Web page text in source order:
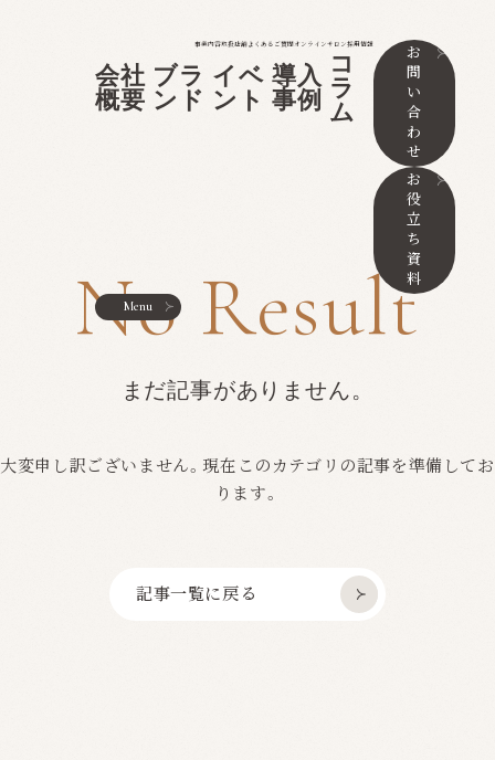
事業内容取扱店舗よくあるご質問オンラインサロン採用情報
会社
概要
ブラ
ンド
イベ
ント
導入
事例
コ
ラ
ム
お
問
い
合
わ
せ
お
役
立
ち
資
料
Menu
No Result
まだ記事がありません。
大変申し訳ございません。現在このカテゴリの記事を準備してお
ります。
記事一覧に戻る